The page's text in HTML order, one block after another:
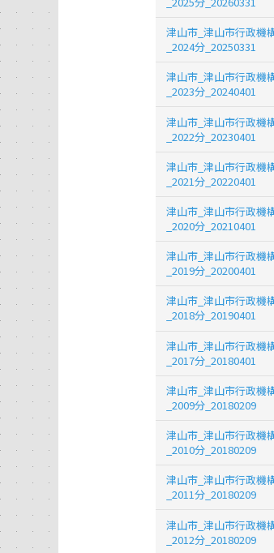
津山市_津山市行政機
_2024分_20250331
津山市_津山市行政機
_2023分_20240401
津山市_津山市行政機
_2022分_20230401
津山市_津山市行政機
_2021分_20220401
津山市_津山市行政機
_2020分_20210401
津山市_津山市行政機
_2019分_20200401
津山市_津山市行政機
_2018分_20190401
津山市_津山市行政機
_2017分_20180401
津山市_津山市行政機
_2009分_20180209
津山市_津山市行政機
_2010分_20180209
津山市_津山市行政機
_2011分_20180209
津山市_津山市行政機
_2012分_20180209